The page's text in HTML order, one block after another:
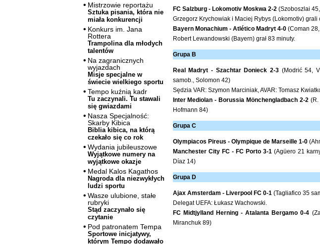
Mistrzowie reportażu
Sztuka pisania, która nie
miała konkurencji
Konkurs im. Jana
Rottera
Trampolina dla młodych
talentów
Na zagranicznych
wyjazdach
Misje specjalne w
świecie wielkiego sportu
Tempo kuźnią kadr
Tu zaczynali. Tu stawali
się gwiazdami
Nasza Specjalność:
Skarby Kibica
Biblia kibica, na którą
czekało się co rok
Wydania jubileuszowe
Wyjątkowe numery na
wyjątkowe okazje
Medal Kalos Kagathos
Nagroda dla niezwykłych
ludzi sportu
Wasze ulubione, stałe
rubryki
Stąd zaczynało się
czytanie
Pod patronatem Tempa
Sportowe inicjatywy,
którym Tempo dodawało
FC Salzburg - Lokomotiv Moskwa 2-2(Szoboszlai
Grzegorz Krychowiak i Maciej Rybys (Lokomotiv) grali
Bayern Monachium - Atlético Madryt 4-0(Coman 28,
Robert Lewandowski (Bayern) grał 83 minuty.
Grupa B
Real Madryt - Szachtar Donieck 2-3(Modrić 54,
samob., Solomon 42)
Sędzia VAR: Szymon Marciniak, AVAR: Tomasz
Inter Mediolan - Borussia Mönchengladbach 2-2(R.
Hofmann 84)
Grupa C
Olympiacos Pireus - Olympique de Marseille 1-0
Manchester City FC - FC Porto 3-1(Agüero 21
Díaz 14)
Grupa D
Ajax Amsterdam - Liverpool FC 0-1(Tagliafico 35
Delegat UEFA: Łukasz Wachowski.
FC Midtjylland Herning - Atalanta Bergamo 0-4
Miranchuk 89)